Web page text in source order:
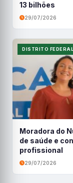
13 bilhões
29/07/2026
DISTRITO FEDERAL
Moradora do
de saúde e
profissional
29/07/2026